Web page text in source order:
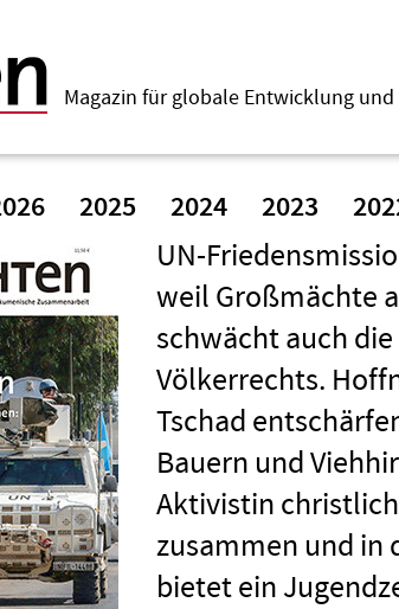
Magazin für globale Entwicklung
UN-
weil Großmächte
schwächt auch
Völkerrechts.
Tschad
Bauern und
Aktivistin
zusammen und in
bietet ein
2025 2024 2023